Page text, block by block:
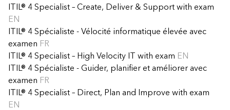
ITIL® 4 Specialist – Create, Deliver & Support with exam
EN
ITIL® 4 Spécialiste - Vélocité informatique élevée avec
examen FR
ITIL® 4 Specialist – High Velocity IT with exam EN
ITIL® 4 Spécialiste - Guider, planifier et améliorer avec
examen FR
ITIL® 4 Specialist – Direct, Plan and Improve with exam
EN